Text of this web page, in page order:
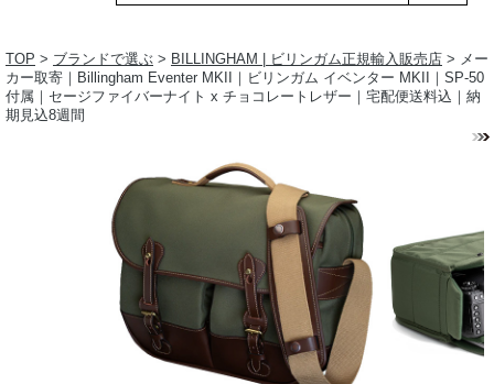
TOP > ブランドで選ぶ > BILLINGHAM | ビリンガム正規輸入販売店 > メー
カー取寄｜Billingham Eventer MKII｜ビリンガム イベンター MKII｜SP-50
付属｜セージファイバーナイト x チョコレートレザー｜宅配便送料込｜納
期見込8週間